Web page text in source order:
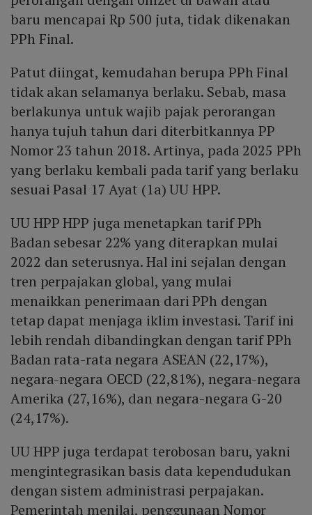
baru mencapai Rp 500 juta, tidak dikenakan
PPh Final.
Patut diingat, kemudahan berupa PPh Final
tidak akan selamanya berlaku. Sebab, masa
berlakunya untuk wajib pajak perorangan
hanya tujuh tahun dari diterbitkannya PP
Nomor 23 tahun 2018. Artinya, pada 2025 PPh
yang berlaku kembali pada tarif yang berlaku
sesuai Pasal 17 Ayat (1a) UU HPP.
UU HPP HPP juga menetapkan tarif PPh
Badan sebesar 22% yang diterapkan mulai
2022 dan seterusnya. Hal ini sejalan dengan
tren perpajakan global, yang mulai
menaikkan penerimaan dari PPh dengan
tetap dapat menjaga iklim investasi. Tarif ini
lebih rendah dibandingkan dengan tarif PPh
Badan rata-rata negara ASEAN (22,17%),
negara-negara OECD (22,81%), negara-negara
Amerika (27,16%), dan negara-negara G-20
(24,17%).
UU HPP juga terdapat terobosan baru, yakni
mengintegrasikan basis data kependudukan
dengan sistem administrasi perpajakan.
Pemerintah menilai, penggunaan Nomor